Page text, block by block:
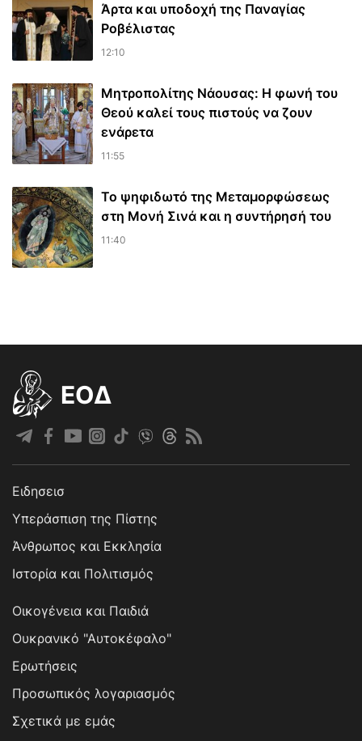
Άρτα και υποδοχή της Παναγίας
Ροβέλιστας
12:10
Μητροπολίτης Νάουσας: Η φωνή του
Θεού καλεί τους πιστούς να ζουν
ενάρετα
11:55
Το ψηφιδωτό της Μεταμορφώσεως
στη Μονή Σινά και η συντήρησή του
11:40
EOΔ
Ειδησεισ
Υπεράσπιση της Πίστης
Άνθρωπος και Εκκλησία
Ιστορία και Πολιτισμός
Οικογένεια και Παιδιά
Ουκρανικό "Αυτοκέφαλο"
Ερωτήσεις
Προσωπικός λογαριασμός
Σχετικά με εμάς